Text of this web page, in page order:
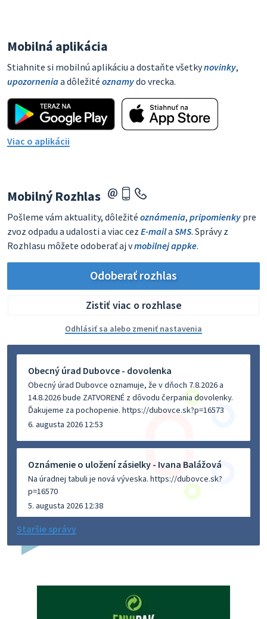
Mobilná aplikácia
Stiahnite si mobilnú aplikáciu a dostaňte všetkynovinky,
upozorneniaa dôležité oznamydo vrecka.
Viac o aplikácii
Mobilný Rozhlas
Pošleme vám aktuality, dôležité oznámenia, pripomienky pre
zvoz odpadu a udalosti a viac cez E-maila SMS. Správy z
Rozhlasu môžete odoberať aj vmobilnej appke.
Odoberať rozhlas
Zistiť viac o rozhlase
Odhlásiť sa alebo zmeniť nastavenia
Obecný úrad Dubovce - dovolenka
Obecný úrad Dubovce oznamuje, že v dňoch 7.8.2026 a
14.8.2026 bude ZATVORENÉ z dôvodu čerpania dovolenky.
Ďakujeme za pochopenie. https://dubovce.sk?p=16573
6. augusta 2026 12:53
Oznámenie o uložení zásielky - Ivana Balážová
Na úradnej tabuli je nová výveska. https://dubovce.sk?
p=16570
5. augusta 2026 12:38
Dovolenka - MUDr. Marián Sivoň
budeZATVORENÁ z dôvodu čerpania dovolenky. Akútne
prípady bude riešiť MUDr.Fisch…
Staršie správy